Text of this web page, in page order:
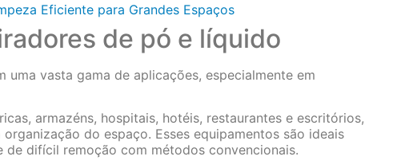
Eficiente para Grandes Espaços
de pó e líquido
uma vasta gama de aplicações, especialmente em
armazéns, hospitais, hotéis, restaurantes e escritórios,
do espaço. Esses equipamentos são ideais
de difícil remoção com métodos convencionais.